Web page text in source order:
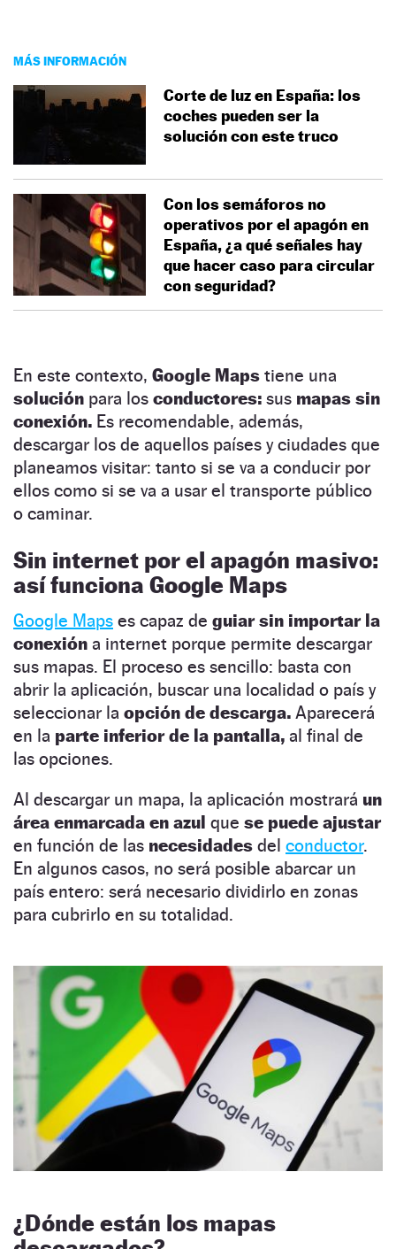
MÁS INFORMACIÓN
Corte de luz en España: los
coches pueden ser la
solución con este truco
Con los semáforos no
operativos por el apagón en
España, ¿a qué señales hay
que hacer caso para circular
con seguridad?
En este contexto, Google Maps tiene una
solución para los conductores: sus mapas sin
conexión. Es recomendable, además,
descargar los de aquellos países y ciudades que
planeamos visitar: tanto si se va a conducir por
ellos como si se va a usar el transporte público
o caminar.
Sin internet por el apagón masivo:
así funciona Google Maps
Google Maps es capaz de guiar sin importar la
conexión a internet porque permite descargar
sus mapas. El proceso es sencillo: basta con
abrir la aplicación, buscar una localidad o país y
seleccionar la opción de descarga. Aparecerá
en la parte inferior de la pantalla, al final de
las opciones.
Al descargar un mapa, la aplicación mostrará un
área enmarcada en azul que se puede ajustar
en función de las necesidades del conductor.
En algunos casos, no será posible abarcar un
país entero: será necesario dividirlo en zonas
para cubrirlo en su totalidad.
¿Dónde están los mapas